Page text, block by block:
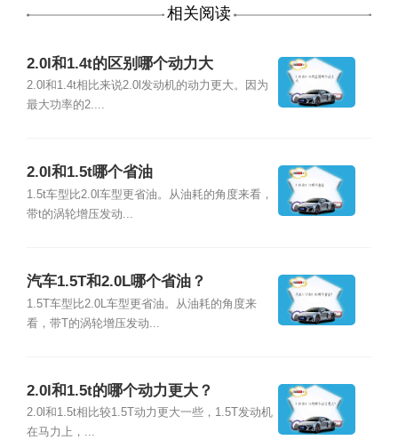
相关阅读
2.0l和1.4t的区别哪个动力大
2.0l和1.4t相比来说2.0l发动机的动力更大。因为
最大功率的2....
2.0l和1.5t哪个省油
1.5t车型比2.0l车型更省油。从油耗的角度来看，
带t的涡轮增压发动...
汽车1.5T和2.0L哪个省油？
1.5T车型比2.0L车型更省油。从油耗的角度来
看，带T的涡轮增压发动...
2.0l和1.5t的哪个动力更大？
2.0l和1.5t相比较1.5T动力更大一些，1.5T发动机
在马力上，...